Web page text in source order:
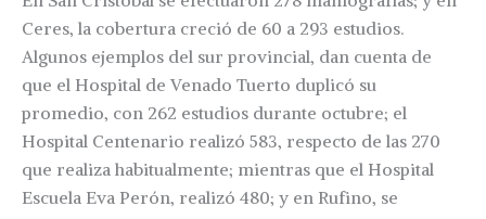
Ceres, la cobertura creció de 60 a 293 estudios.
Algunos ejemplos del sur provincial, dan cuenta de
que el Hospital de Venado Tuerto duplicó su
promedio, con 262 estudios durante octubre; el
Hospital Centenario realizó 583, respecto de las 270
que realiza habitualmente; mientras que el Hospital
Escuela Eva Perón, realizó 480; y en Rufino, se